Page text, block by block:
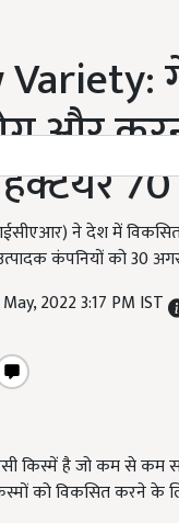
और
हेक्टेयर
ने देश में
कंपनियों को 30
2022 3:17 PM IST
किस्में है जो कम से कम
को विकसित करने के